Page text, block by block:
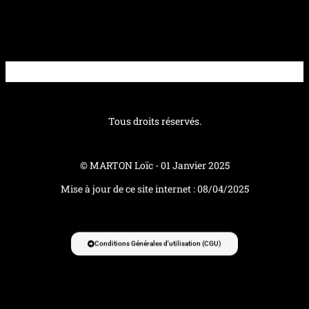
Tous droits réservés.
© MARTON Loïc - 01 Janvier 2025
Mise à jour de ce site internet : 08/04/2025
Conditions Générales d'utilisation (CGU)